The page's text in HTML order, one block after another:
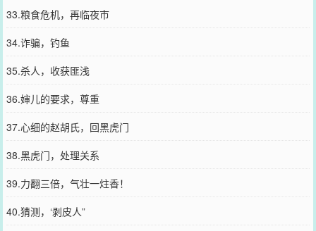
33.粮食危机，再临夜市
34.诈骗，钓鱼
35.杀人，收获匪浅
36.婶儿的要求，尊重
37.心细的赵胡氏，回黑虎门
38.黑虎门，处理关系
39.力翻三倍，气壮一炷香！
40.猜测，‘剥皮人”